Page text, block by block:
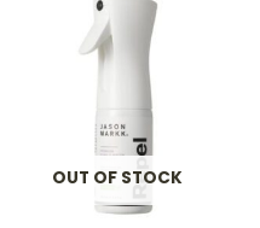
OUT OF STOCK